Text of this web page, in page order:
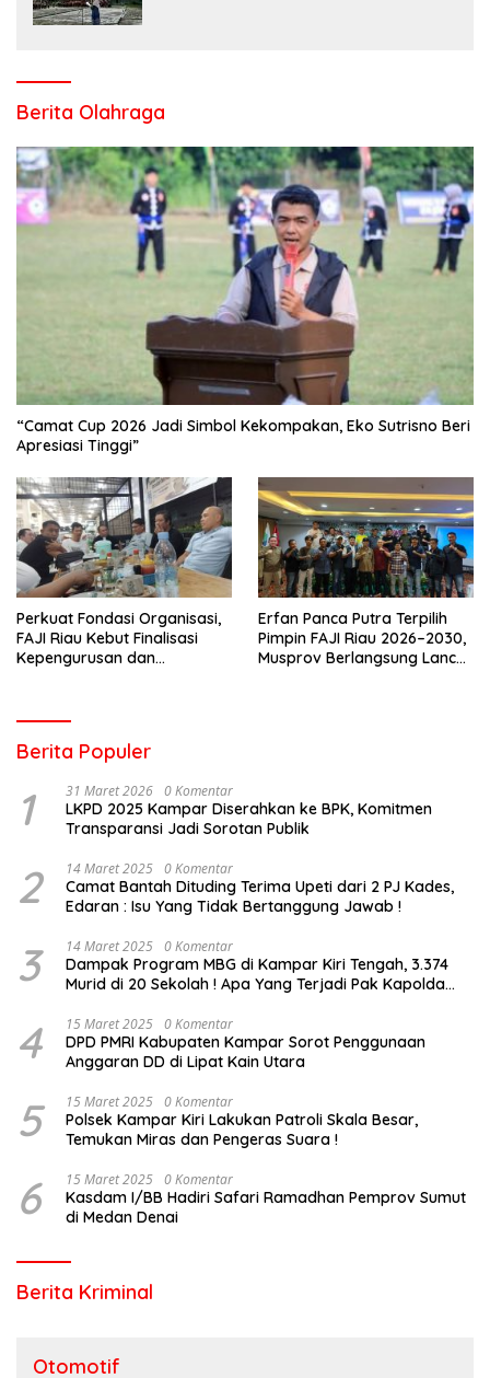
Berita Olahraga
“Camat Cup 2026 Jadi Simbol Kekompakan, Eko Sutrisno Beri
Apresiasi Tinggi”
Perkuat Fondasi Organisasi,
FAJI Riau Kebut Finalisasi
Kepengurusan dan
Erfan Panca Putra Terpilih
Pimpin FAJI Riau 2026–2030,
Musprov Berlangsung Lancar
Berita Populer
1 31 Maret 2026 0 Komentar
LKPD 2025 Kampar Diserahkan ke BPK, Komitmen
Transparansi Jadi Sorotan Publik
2 14 Maret 2025 0 Komentar
Camat Bantah Dituding Terima Upeti dari 2 PJ Kades,
Edaran : Isu Yang Tidak Bertanggung Jawab !
3 14 Maret 2025 0 Komentar
Dampak Program MBG di Kampar Kiri Tengah, 3.374
Murid di 20 Sekolah ! Apa Yang Terjadi Pak Kapolda
4 15 Maret 2025 0 Komentar
DPD PMRI Kabupaten Kampar Sorot Penggunaan
Anggaran DD di Lipat Kain Utara
5 15 Maret 2025 0 Komentar
Polsek Kampar Kiri Lakukan Patroli Skala Besar,
Temukan Miras dan Pengeras Suara !
6 15 Maret 2025 0 Komentar
Kasdam I/BB Hadiri Safari Ramadhan Pemprov Sumut
di Medan Denai
Berita Kriminal
Otomotif